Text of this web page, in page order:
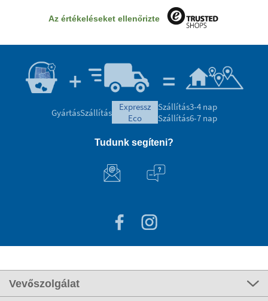
Az értékeléseket ellenőrizte
GyártásSzállítás
expressz
eco
Szállítás3-4 nap
Szállítás6-7 nap
Tudunk segíteni?
Vevőszolgálat